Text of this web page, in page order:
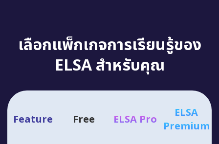
เลือกแพ็กเกจการเรียนรู้ของ
ELSA สำหรับคุณ
Feature Free ELSA Pro
ELSA
Premium